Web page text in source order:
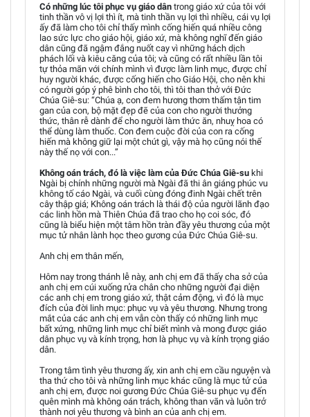
Có những lúc tôi phục vụ giáo dân trong giáo xứ của tôi với
tinh thần vô vị lợi thì ít, mà tinh thần vụ lợi thì nhiều, cái vụ lợi
ấy đã làm cho tôi chỉ thấy mình cống hiến quá nhiều công
lao sức lực cho giáo hội, giáo xứ, mà không nghĩ đến giáo
dân cũng đã ngậm đắng nuốt cay vì những hách dịch
phách lối và kiêu căng của tôi; và cũng có rất nhiều lần tôi
tự thỏa mãn với chính mình vì được làm linh mục, được chỉ
huy người khác, được cống hiến cho Giáo Hội, cho nên khi
có người góp ý phê bình cho tôi, thì tôi than thở với Đức
Chúa Giê-su: “Chúa ạ, con đem hương thơm thấm tận tim
gan của con, bộ mặt đẹp đẽ của con cho người thưởng
thức, thân rễ dành để cho người làm thức ăn, nhuỵ hoa có
thể dùng làm thuốc. Con đem cuộc đời của con ra cống
hiến mà không giữ lại một chút gì, vậy mà họ cũng nói thế
này thế nọ với con...”
Không oán trách, đó là việc làm của Đức Chúa Giê-su khi
Ngài bị chính những người mà Ngài đã thi ân giáng phúc vu
không tố cáo Ngài, và cuối cùng đóng đinh Ngài chết trên
cây thập giá; Không oán trách là thái độ của người lãnh đạo
các linh hồn mà Thiên Chúa đã trao cho họ coi sóc, đó
cũng là biểu hiện một tâm hồn tràn đầy yêu thương của một
mục tử nhân lành học theo gương của Đức Chúa Giê-su.
Anh chị em thân mến,
Hôm nay trong thánh lễ này, anh chị em đã thấy cha sở của
anh chị em cúi xuống rửa chân cho những người đại diện
các anh chị em trong giáo xứ, thật cảm động, vì đó là mục
đích của đời linh mục: phục vụ và yêu thương. Nhưng trong
mắt của các anh chị em vẫn còn thấy có những linh mục
bất xứng, những linh mục chỉ biết mình và mong được giáo
dân phục vụ và kính trọng, hơn là phục vụ và kính trọng giáo
dân.
Trong tâm tình yêu thương ấy, xin anh chị em cầu nguyện và
tha thứ cho tôi và những linh mục khác cũng là mục tử của
anh chị em, được noi gương Đức Chúa Giê-su phục vụ đến
quên mình mà không oán trách, không than vãn và luôn trở
thành nơi yêu thương và bình an của anh chị em.